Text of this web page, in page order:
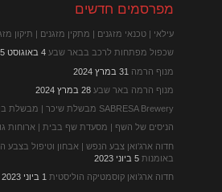
מפרסמים חדשים
עילאי | טכנאי מזגנים | מתקין מזגנים | תיקון
שכפול מפתחות לרכב בבאר שבע 4 באוגוסט 2025
מנוף הרמה 31 במרץ 2024
מנוף הרמה באר שבע 28 במרץ 2024
SABRESA Brewery מבשלת שיכר | מבשלת בירה
הניסים של השף | מסעדת שף בבית | ארוחות
חדוה ארג'ואן צבע הנפש | אבחון וטיפול בצבע
באומנות 5 ביוני 2023
חדוה ארג’ואן קוסמטיקה הוליסטית 1 ביוני 2023